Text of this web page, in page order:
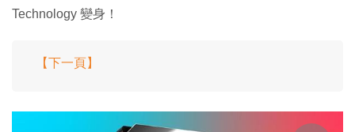
Technology 變身！
【下一頁】